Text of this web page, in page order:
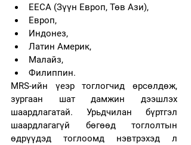
EECA (Зүүн Европ, Төв Ази),
Европ,
Индонез,
Латин Америк,
Малайз,
Филиппин.
MRS-ийн үеэр тоглогчид өрсөлдөж,
зургаан шат дамжин дээшлэх
шаардлагатай. Урьдчилан бүртгэл
шаардлагагүй бөгөөд тоглолтын
өдрүүдэд тоглоомд нэвтрэхэд л